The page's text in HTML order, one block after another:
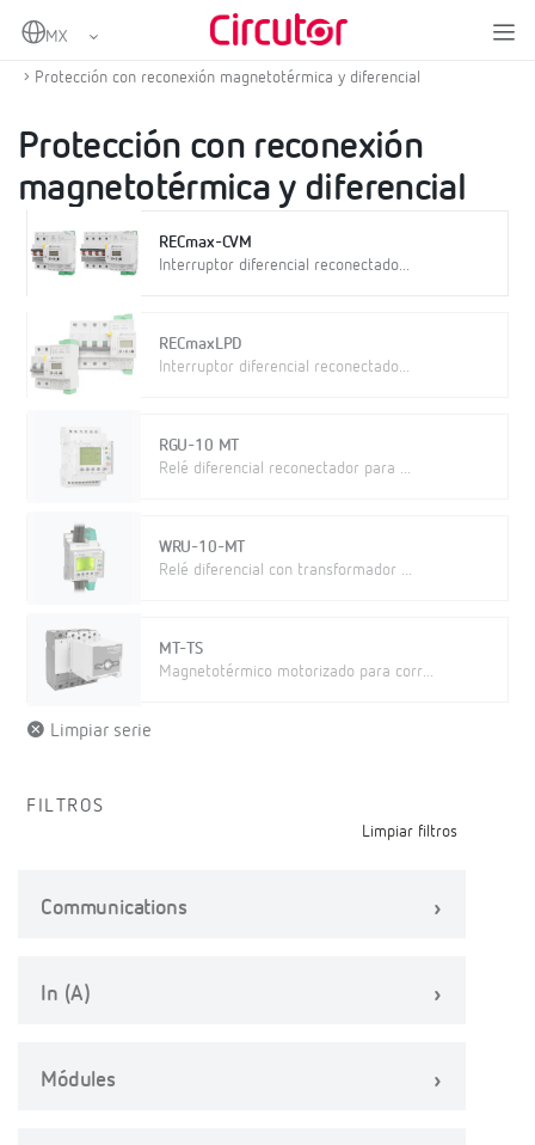
Home
Protección y control
Protección con reconexión magnetotérmica y diferencial
Protección con reconexión
magnetotérmica y diferencial
RECmax-CVM
Interruptor diferencial reconectado...
RECmaxLPD
Interruptor diferencial reconectado...
RGU-10 MT
Relé diferencial reconectador para ...
WRU-10-MT
Relé diferencial con transformador ...
MT-TS
Magnetotérmico motorizado para corr...
Limpiar serie
FILTROS
Limpiar filtros
Communications
In (A)
Módules